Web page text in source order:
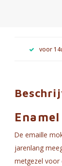
voor
De emaille
jarenlang
metgezel voor